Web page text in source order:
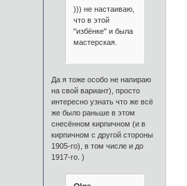
))) не настаиваю,
что в этой
"избёнке" и была
мастерская.
Да я тоже особо не напираю
на свой вариант), просто
интересно узнать что же всё
же было раньше в этом
снесённом кирпичном (и в
кирпичном с другой стороны
1905-го), в том числе и до
1917-го. )